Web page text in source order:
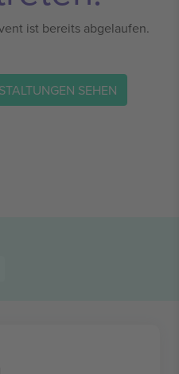
ist bereits abgelaufen.
SEHEN